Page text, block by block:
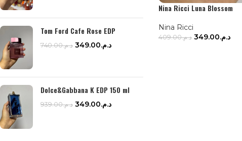
Tom Ford Cafe Rose EDP
د.م.740.00 د.م.349.00
Dolce&Gabbana K EDP 150 ml
د.م.939.00 د.م.349.00
Nina Ricci Luna Blossom
Nina Ricci
د.م.409.00 د.م.349.00